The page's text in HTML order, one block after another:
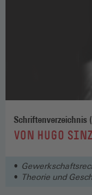
Schriftenverzeichnis
:VON HUGO
Theorie und